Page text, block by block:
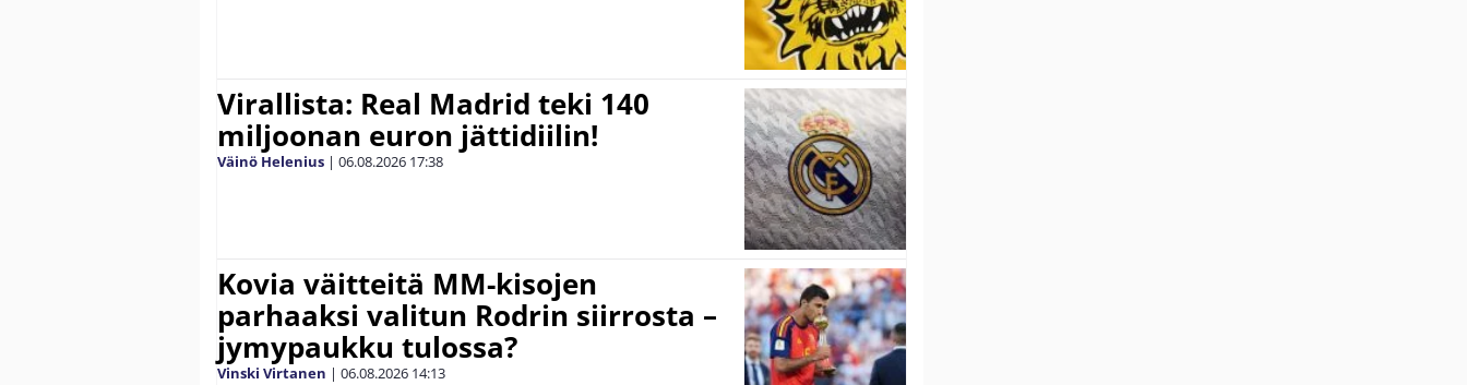
Virallista: Real Madrid teki 140
miljoonan euron jättidiilin!
Väinö Helenius | 06.08.2026 17:38
Kovia väitteitä MM-kisojen
parhaaksi valitun Rodrin siirrosta –
jymypaukku tulossa?
Vinski Virtanen | 06.08.2026 14:13